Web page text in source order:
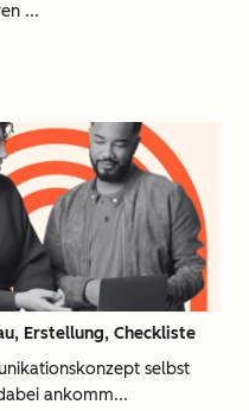
...
Erstellung, Checkliste
selbst
ankomm...